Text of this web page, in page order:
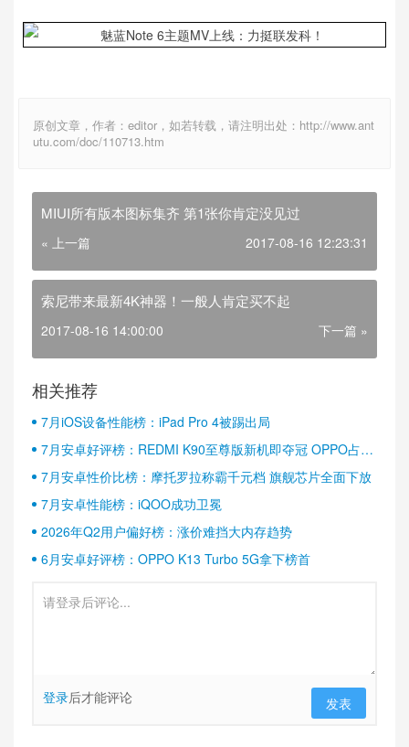
原创文章，作者：editor，如若转载，请注明出处：http://www.ant
utu.com/doc/110713.htm
MIUI所有版本图标集齐 第1张你肯定没见过
« 上一篇 2017-08-16 12:23:31
索尼带来最新4K神器！一般人肯定买不起
2017-08-16 14:00:00 下一篇 »
相关推荐
7月iOS设备性能榜：iPad Pro 4被踢出局
7月安卓好评榜：REDMI K90至尊版新机即夺冠 OPPO占据
半壁江山
7月安卓性价比榜：摩托罗拉称霸千元档 旗舰芯片全面下放
7月安卓性能榜：iQOO成功卫冕
2026年Q2用户偏好榜：涨价难挡大内存趋势
6月安卓好评榜：OPPO K13 Turbo 5G拿下榜首
登录后才能评论 发表